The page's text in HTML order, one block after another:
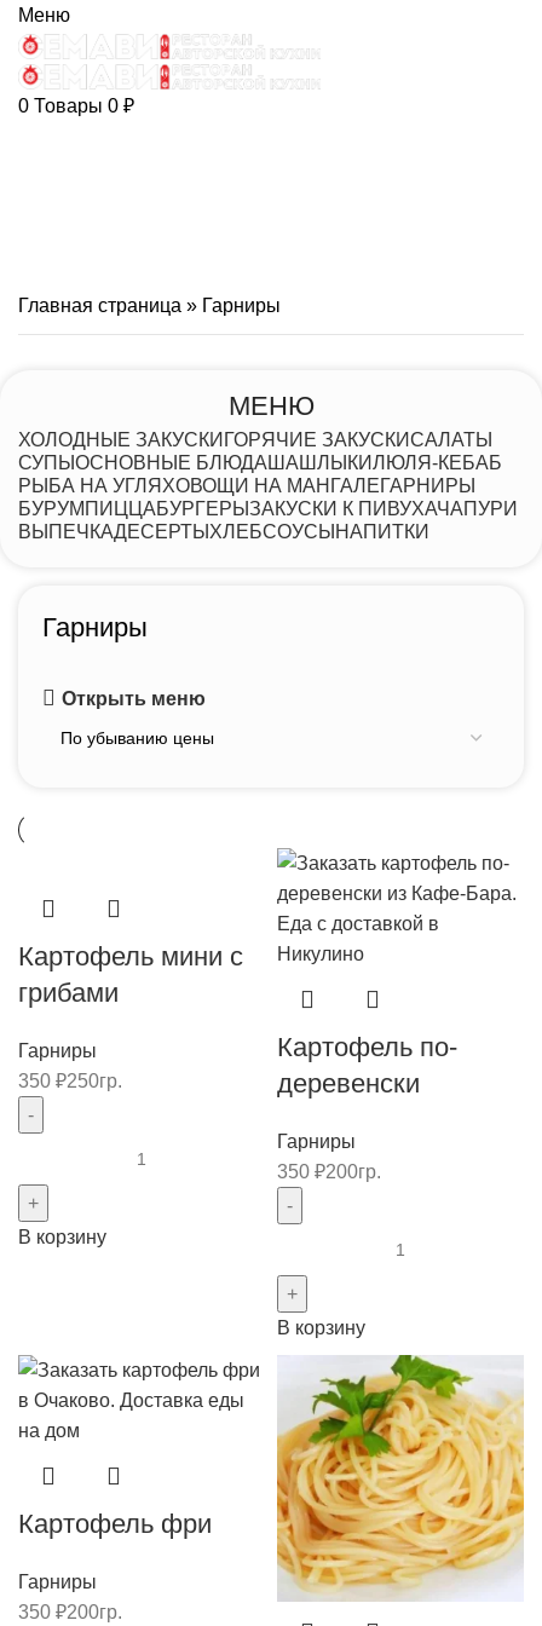
Меню
0 Товары 0 ₽
Главная страница » Гарниры
МЕНЮ
ХОЛОДНЫЕ ЗАКУСКИ ГОРЯЧИЕ ЗАКУСКИСАЛАТЫ
СУПЫ ОСНОВНЫЕ БЛЮДА ШАШЛЫКИЛЮЛЯ-КЕБАБ
РЫБА НА УГЛЯХОВОЩИ НА МАНГАЛЕГАРНИРЫ
БУРУМ ПИЦЦАБУРГЕРЫ ЗАКУСКИ К ПИВУХАЧАПУРИ
ВЫПЕЧКАДЕСЕРТЫ ХЛЕБСОУСЫ НАПИТКИ
Гарниры
Открыть меню
Картофель мини с
грибами
Гарниры
350 ₽250гр.
Картофель
мини
В корзину
Картофель по-
деревенски
Гарниры
350 ₽200гр.
Картофель
по-
деревенски
В корзину
Картофель фри
Гарниры
350 ₽200гр.